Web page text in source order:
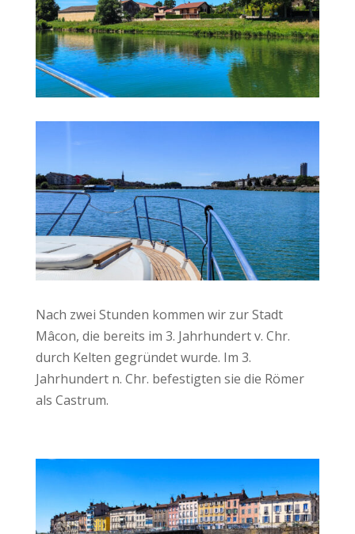
Nach zwei Stunden kommen wir zur Stadt
Mâcon, die bereits im 3. Jahrhundert v. Chr.
durch Kelten gegründet wurde. Im 3.
Jahrhundert n. Chr. befestigten sie die Römer
als Castrum.